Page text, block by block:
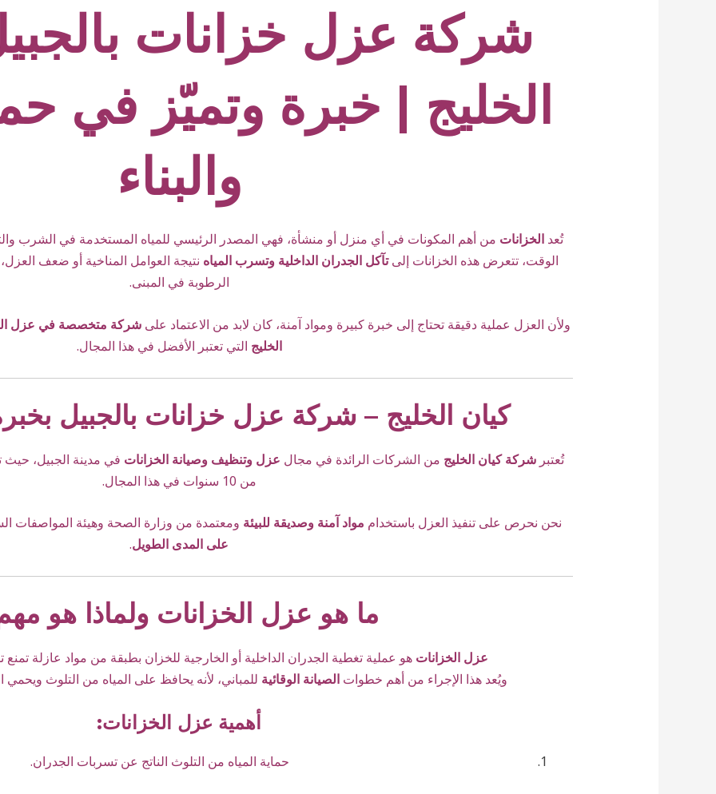
شركة عزل خزانات
الخليج | خبرة وتميّز في
والبناء
تُعد الخزانات من أهم المكونات في أي منزل أو منشأة، فهي المصدر الرئيسي للمياه المستخدمة في الشرب
الوقت، تتعرض هذه الخزانات إلىتآكل الجدران الداخلية وتسرب المياه نتيجة العوامل المناخية أو ضعف
الرطوبة في المبنى.
ولأن العزل عملية دقيقة تحتاج إلى خبرة كبيرة ومواد آمنة، كان لابد من الاعتماد على شركة متخصصة في عزل
الخليج التي تعتبر الأفضل في هذا المجال.
كيان الخليج – شركة عزل خزانات بالجبيل
تُعتبر شركة كيان الخليج من الشركات الرائدة في مجال عزل وتنظيف وصيانة الخزانات في مدينة الجبيل، حيث
من 10 سنوات في هذا المجال.
نحن نحرص على تنفيذ العزل باستخدام مواد آمنة وصديقة للبيئة ومعتمدة من وزارة الصحة وهيئة المواصفات
على المدى الطويل.
ما هو عزل الخزانات ولماذا هو
عزل الخزانات هو عملية تغطية الجدران الداخلية أو الخارجية للخزان بطبقة من مواد عازلة
ويُعد هذا الإجراء من أهم خطواتالصيانة الوقائية للمباني، لأنه يحافظ على المياه من التلوث
أهمية عزل الخزانات:
حماية المياه من التلوث الناتج عن تسربات الجدران.